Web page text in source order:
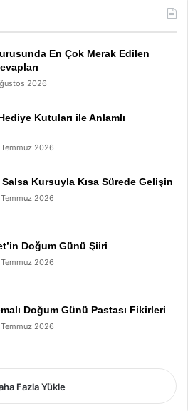
En Çok Merak Edilen
2026
Kutuları ile Anlamlı
2026
Kursuyla Kısa Sürede Gelişin
2026
Doğum Günü Şiiri
2026
Doğum Günü Pastası Fikirleri
2026
Fazla Yükle